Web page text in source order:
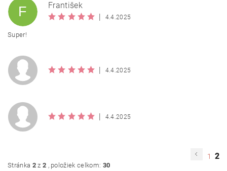
F
František
4.4.2025
Super!
4.4.2025
4.4.2025
1 2
Stránka 2z 2 , položiek celkom: 30